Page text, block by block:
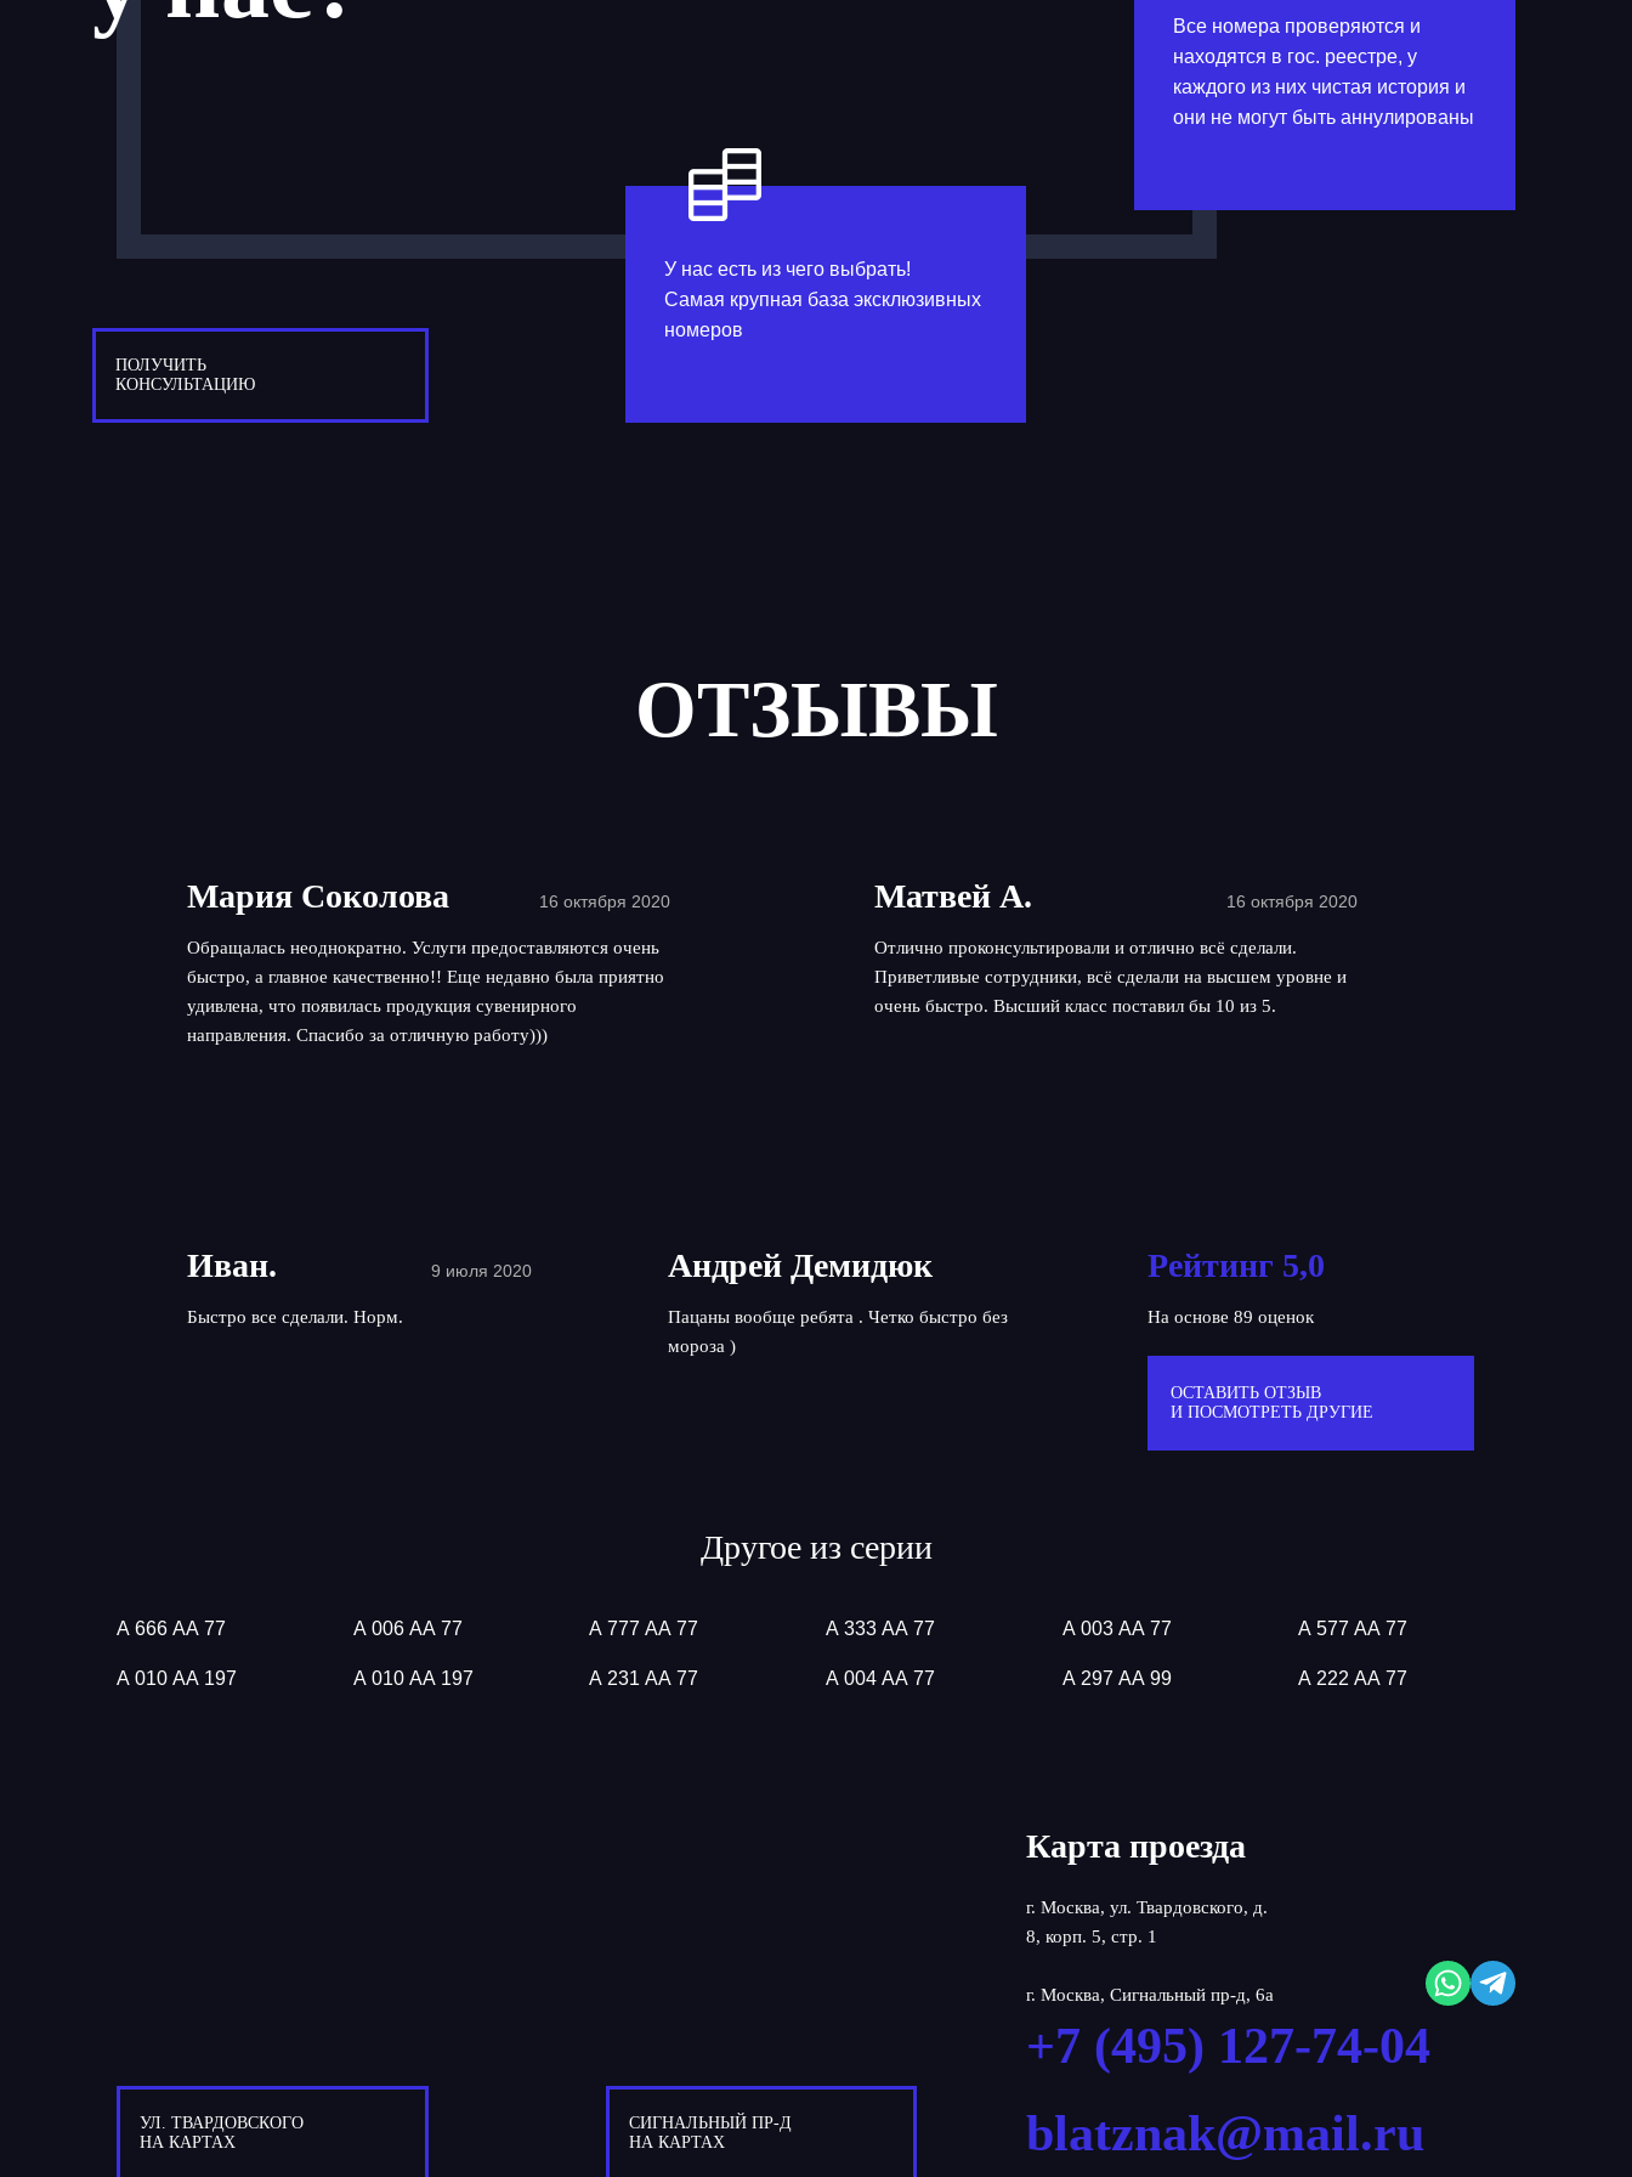
Все номера проверяются и
находятся в гос. реестре, у
каждого из них чистая история и
они не могут быть аннулированы
ПОЛУЧИТЬ
КОНСУЛЬТАЦИЮ
У нас есть из чего выбрать!
Самая крупная база эксклюзивных
номеров
ОТЗЫВЫ
Мария Соколова 16 октября 2020
Обращалась неоднократно. Услуги предоставляются очень
быстро, а главное качественно!! Еще недавно была приятно
удивлена, что появилась продукция сувенирного
направления. Спасибо за отличную работу)))
Матвей А. 16 октября 2020
Отлично проконсультировали и отлично всё сделали.
Приветливые сотрудники, всё сделали на высшем уровне и
очень быстро. Высший класс поставил бы 10 из 5.
Иван. 9 июля 2020
Быстро все сделали. Норм.
Андрей Демидюк
Пацаны вообще ребята . Четко быстро без
мороза )
Рейтинг 5,0
На основе 89 оценок
ОСТАВИТЬ ОТЗЫВ
И ПОСМОТРЕТЬ ДРУГИЕ
Другое из серии
А 666 АА 77 А 006 АА 77 А 777 АА 77 А 333 АА 77 А 003 АА 77 А 577 АА 77
А 010 АА 197 А 010 АА 197 А 231 АА 77 А 004 АА 77 А 297 АА 99 А 222 АА 77
УЛ. ТВАРДОВСКОГО
НА КАРТАХ
СИГНАЛЬНЫЙ ПР-Д
НА КАРТАХ
Карта проезда
г. Москва, ул. Твардовского, д.
8, корп. 5, стр. 1
г. Москва, Сигнальный пр-д, 6а
+7 (495) 127-74-04
blatznak@mail.ru